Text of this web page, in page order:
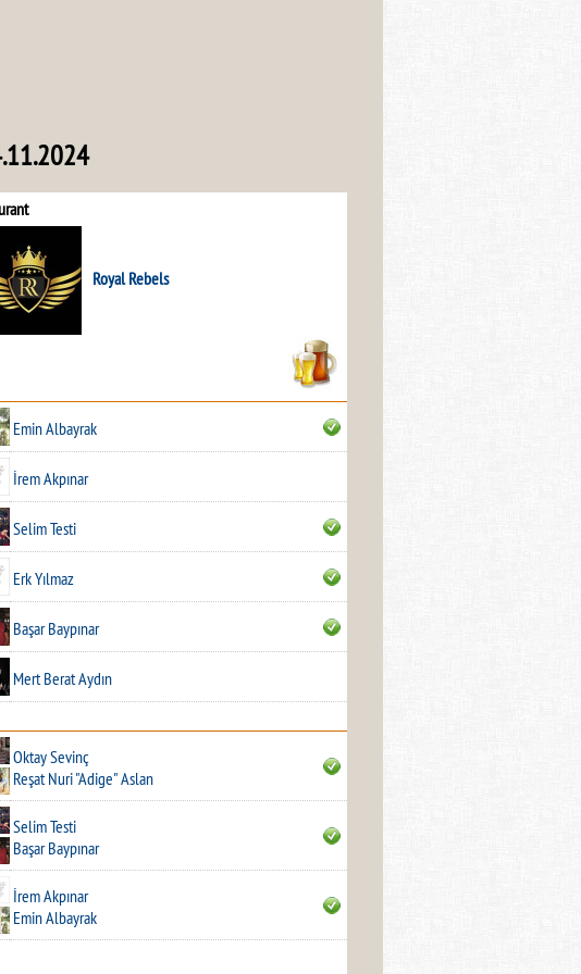
Royal Rebels
Emin Albayrak
İrem Akpınar
Selim Testi
Erk Yılmaz
Başar Baypınar
Mert Berat Aydın
Oktay Sevinç
Reşat Nuri "Adige" Aslan
Selim Testi
Başar Baypınar
İrem Akpınar
Emin Albayrak